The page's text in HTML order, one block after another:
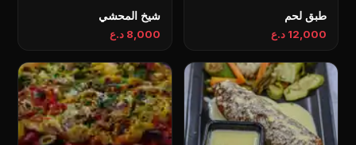
طبق لحم
12,000 د.ع
شيخ المحشي
8,000 د.ع